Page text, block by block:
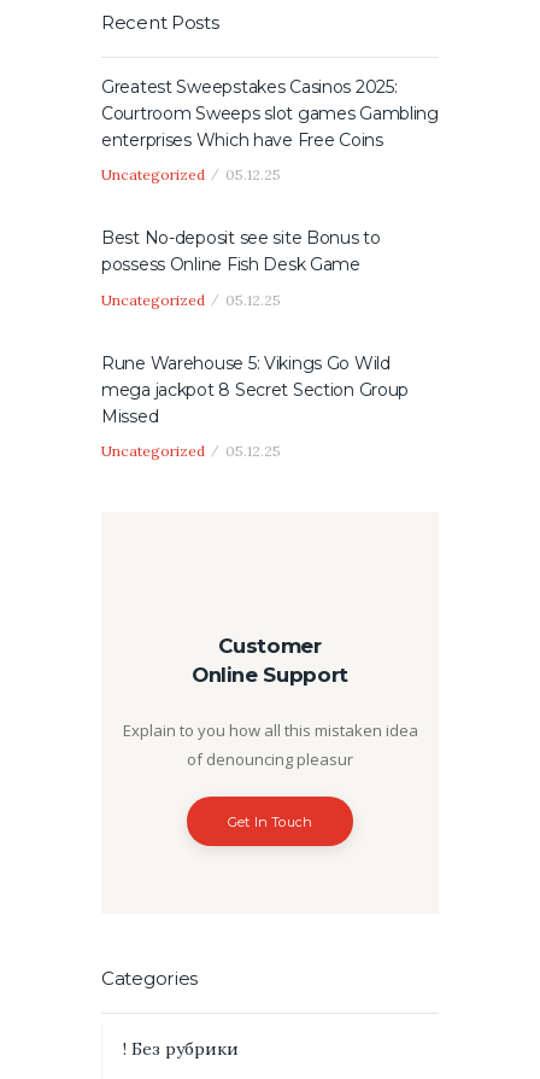
Recent Posts
Greatest Sweepstakes Casinos 2025:
Courtroom Sweeps slot games Gambling
enterprises Which have Free Coins
Uncategorized 05.12.25
Best No-deposit see site Bonus to
possess Online Fish Desk Game
Uncategorized 05.12.25
Rune Warehouse 5: Vikings Go Wild
mega jackpot 8 Secret Section Group
Missed
Uncategorized 05.12.25
Customer
Online Support
Explain to you how all this mistaken idea
of denouncing pleasur
Get In Touch
Categories
! Без рубрики